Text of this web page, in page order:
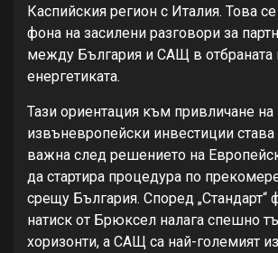
Каспийския регион с Италия. Това
фона на засилени разговори за
между България и САЩ в отбраната
енергетиката.
Тази ориентация към привличане на
извъневропейски инвестиции
важна след решението на
да стартира процедура по
срещу България. Според „Стандарт“
натиск от Брюксел налага спешно
хоризонти, а САЩ са най-големият